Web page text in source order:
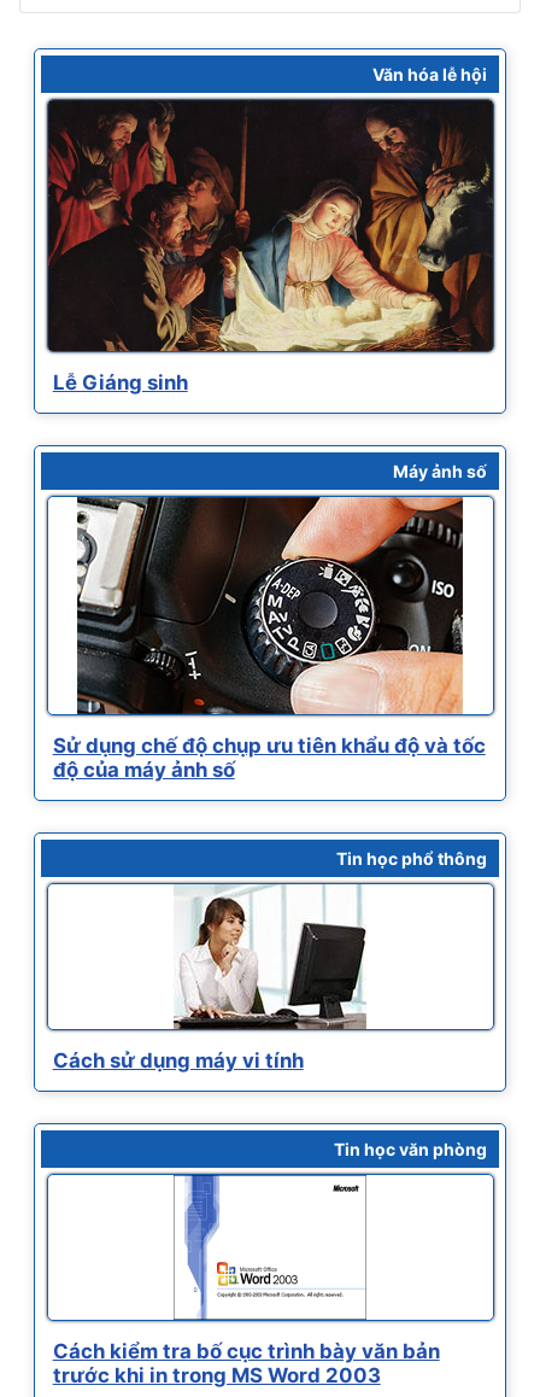
Văn hóa lễ hội
Lễ Giáng sinh
Máy ảnh số
Sử dụng chế độ chụp ưu tiên khẩu độ và tốc
độ của máy ảnh số
Tin học phổ thông
Cách sử dụng máy vi tính
Tin học văn phòng
Cách kiểm tra bố cục trình bày văn bản
trước khi in trong MS Word 2003